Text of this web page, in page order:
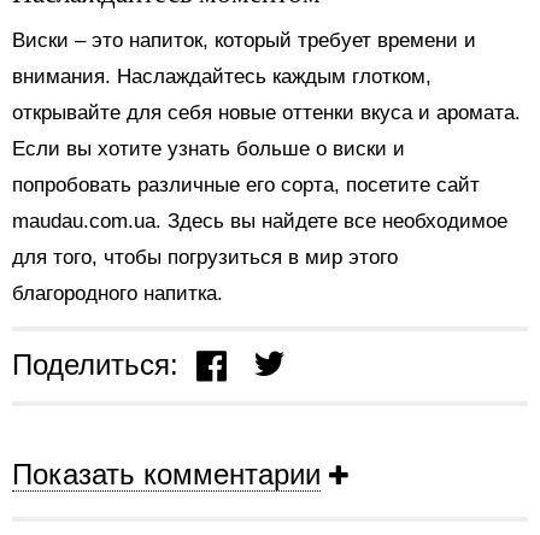
Виски – это напиток, который требует времени и
внимания. Наслаждайтесь каждым глотком,
открывайте для себя новые оттенки вкуса и аромата.
Если вы хотите узнать больше о виски и
попробовать различные его сорта, посетите сайт
maudau.com.ua. Здесь вы найдете все необходимое
для того, чтобы погрузиться в мир этого
благородного напитка.
Поделиться:
Показать комментарии